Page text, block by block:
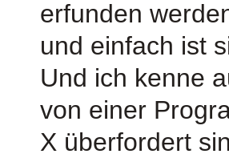
erfunden
und einfach ist
Und ich kenne
von einer
X überfordert